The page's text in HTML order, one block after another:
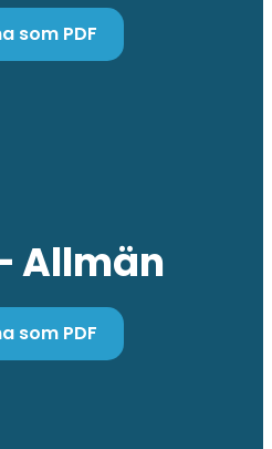
som PDF
Allmän
som PDF